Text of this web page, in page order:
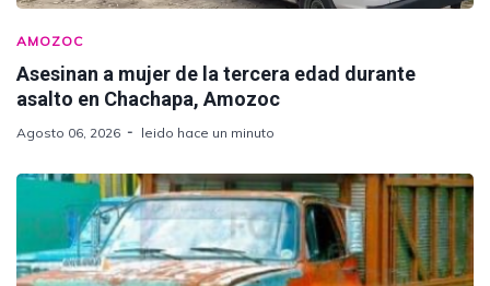
AMOZOC
Asesinan a mujer de la tercera edad durante
asalto en Chachapa, Amozoc
Agosto 06, 2026 leido hace un minuto